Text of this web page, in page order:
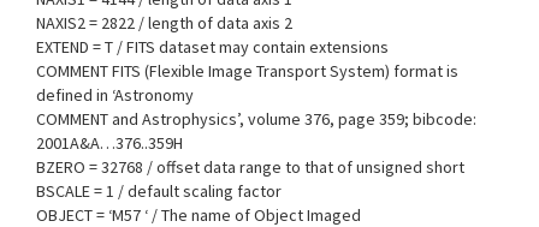
NAXIS2 = 2822 / length of data axis 2
EXTEND = T / FITS dataset may contain extensions
COMMENT FITS (Flexible Image Transport System) format is
defined in ‘Astronomy
COMMENT and Astrophysics’, volume 376, page 359; bibcode:
2001A&A…376..359H
BZERO = 32768 / offset data range to that of unsigned short
BSCALE = 1 / default scaling factor
OBJECT = ‘M57 ‘ / The name of Object Imaged